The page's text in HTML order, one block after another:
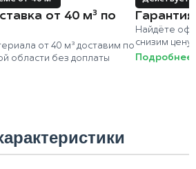
от 40 м³ по
от 40 м³ доставим по
области без доплаты
Найдёте
снизим
Подробнее